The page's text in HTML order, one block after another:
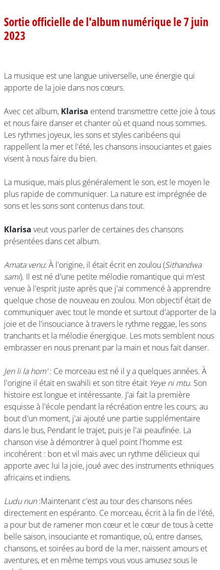
Sortie officielle de l'album numérique le 7 juin
2023
La musique est une langue universelle, une énergie qui
apporte de la joie dans nos cœurs.
Avec cet album, Klarisa entend transmettre cette joie à tous
et nous faire danser et chanter où et quand nous sommes.
Les rythmes joyeux, les sons et styles caribéens qui
rappellent la mer et l'été, les chansons insouciantes et gaies
visent à nous faire du bien.
La musique, mais plus généralement le son, est le moyen le
plus rapide de communiquer. La nature est imprégnée de
sons et les sons sont contenus dans tout.
Klarisa veut vous parler de certaines des chansons
présentées dans cet album.
Amata venu: À l'origine, il était écrit en zoulou (Sithandwa
sami). Il est né d'une petite mélodie romantique qui m'est
venue à l'esprit juste après que j'ai commencé à apprendre
quelque chose de nouveau en zoulou. Mon objectif était de
communiquer avec tout le monde et surtout d'apporter de la
joie et de l'insouciance à travers le rythme reggae, les sons
tranchants et la mélodie énergique. Les mots semblent nous
embrasser en nous prenant par la main et nous fait danser.
Jen li la hom': Ce morceau est né il y a quelques années. À
l'origine il était en swahili et son titre était Yeye ni mtu. Son
histoire est longue et intéressante. J'ai fait la première
esquisse à l'école pendant la récréation entre les cours; au
bout d'un moment, j'ai ajouté une partie supplémentaire
dans le bus, Pendant le trajet, puis je l'ai peaufinée. La
chanson vise à démontrer à quel point l'homme est
incohérent : bon et vil mais avec un rythme délicieux qui
apporte avec lui la joie, joué avec des instruments ethniques
africains et indiens.
Ludu nun:Maintenant c'est au tour des chansons nées
directement en espéranto. Ce morceau, écrit à la fin de l'été,
a pour but de ramener mon cœur et le cœur de tous à cette
belle saison, insouciante et romantique, où, entre danses,
chansons, et soirées au bord de la mer, naissent amours et
aventures, et en même temps vous vous amusez sous le